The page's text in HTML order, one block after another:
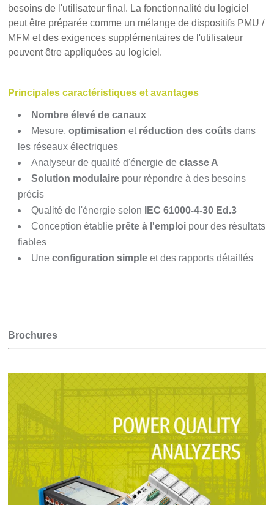
besoins de l'utilisateur final. La fonctionnalité du logiciel
peut être préparée comme un mélange de dispositifs PMU /
MFM et des exigences supplémentaires de l'utilisateur
peuvent être appliquées au logiciel.
Principales caractéristiques et avantages
Nombre élevé de canaux
Mesure,optimisation et réduction des coûts dans
les réseaux électriques
Analyseur de qualité d'énergie declasse A
Solution modulaire pour répondre à des besoins
précis
Qualité de l'énergie selon IEC 61000-4-30 Ed.3
Conception établie prête à l'emploi pour des résultats
fiables
Uneconfiguration simple et des rapports détaillés
Brochures